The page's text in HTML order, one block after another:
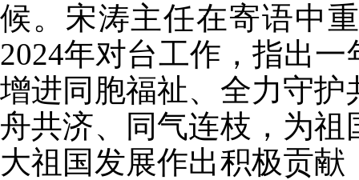
候。宋涛主任在寄语中
2024年对台工作，指出
增进同胞福祉、全力守
舟共济、同气连枝，为
大祖国发展作出积极贡